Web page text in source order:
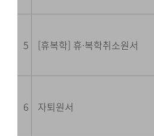
5 [휴복학] 휴·복학취소원서
6 자퇴원서